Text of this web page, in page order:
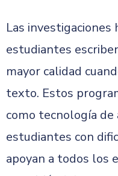
Las
estudiantes
mayor calidad
texto. Estos
como tecnología de
estudiantes con
apoyan a todos los